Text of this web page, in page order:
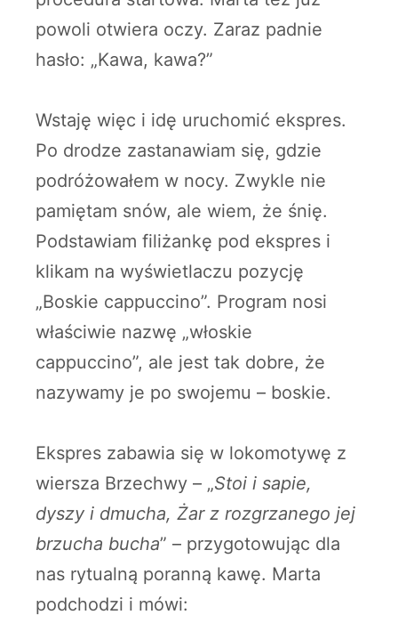
powoli otwiera oczy. Zaraz padnie
hasło: „Kawa, kawa?”
Wstaję więc i idę uruchomić ekspres.
Po drodze zastanawiam się, gdzie
podróżowałem w nocy. Zwykle nie
pamiętam snów, ale wiem, że śnię.
Podstawiam filiżankę pod ekspres i
klikam na wyświetlaczu pozycję
„Boskie cappuccino”. Program nosi
właściwie nazwę „włoskie
cappuccino”, ale jest tak dobre, że
nazywamy je po swojemu – boskie.
Ekspres zabawia się w lokomotywę z
wiersza Brzechwy – „Stoi i sapie,
dyszy i dmucha, Żar z rozgrzanego jej
brzucha bucha” – przygotowując dla
nas rytualną poranną kawę. Marta
podchodzi i mówi: